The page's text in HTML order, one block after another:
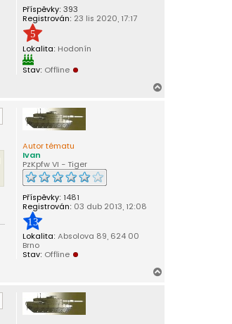
Příspěvky: 393
Registrován: 23 lis 2020, 17:17
5
Lokalita: Hodonín
n
e
m
n
a
o
z
e
n
i
n
y
Stav: Offline
Autor tématu
Ivan
PzKpfw VI - Tiger
Příspěvky: 1481
Registrován: 03 dub 2013, 12:08
13
Lokalita: Absolova 89, 624 00
Brno
Stav: Offline